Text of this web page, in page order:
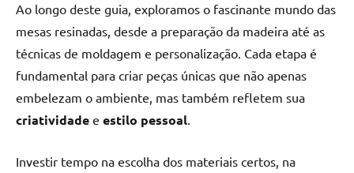
Ao longo deste guia, exploramos o fascinante mundo das
mesas resinadas, desde a preparação da madeira até as
técnicas de moldagem e personalização. Cada etapa é
fundamental para criar peças únicas que não apenas
embelezam o ambiente, mas também refletem sua
criatividade e estilo pessoal.
Investir tempo na escolha dos materiais certos, na